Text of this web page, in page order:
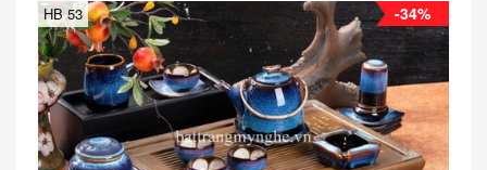
-34%
HB 53